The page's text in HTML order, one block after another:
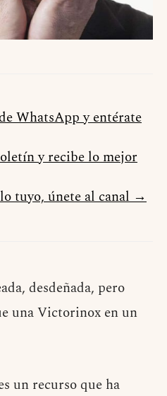
WhatsApp y entérate
y recibe lo mejor
tuyo, únete al canal →
desdeñada, pero
una Victorinox en un
un recurso que ha